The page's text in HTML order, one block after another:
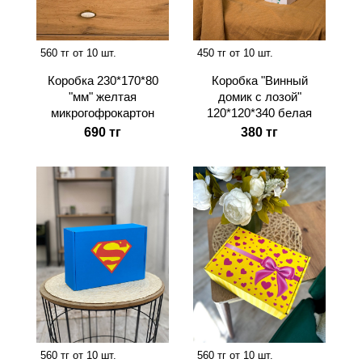
560 тг от 10 шт.
Коробка 230*170*80
"мм" желтая
микрогофрокартон
690 тг
450 тг от 10 шт.
Коробка "Винный
домик с лозой"
120*120*340 белая
380 тг
560 тг от 10 шт. 560 тг от 10 шт.